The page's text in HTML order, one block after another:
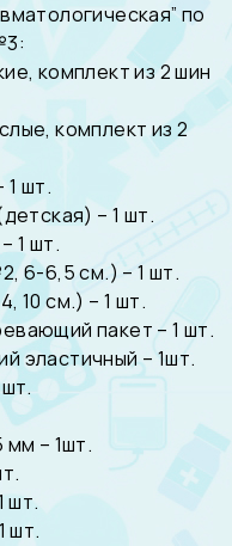
по
комплект из 2 шин
комплект из 2
1 шт.
– 1 шт.
1 шт.
6-6,5 см.) – 1 шт.
10 см.) – 1 шт.
пакет – 1 шт.
эластичный – 1шт.
– 1шт.
шт.
шт.